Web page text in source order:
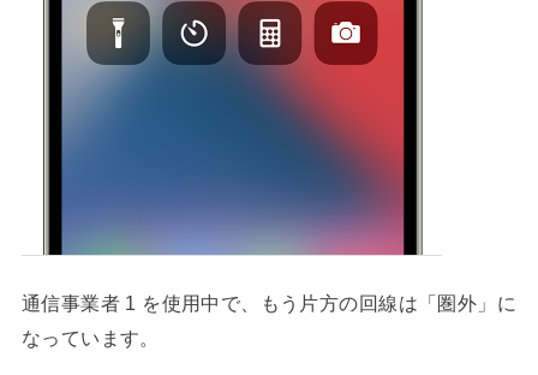
通信事業者 1 を使用中で、もう片方の回線は「圏外」に
なっています。